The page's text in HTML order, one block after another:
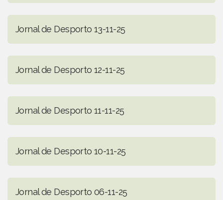
Jornal de Desporto 13-11-25
Jornal de Desporto 12-11-25
Jornal de Desporto 11-11-25
Jornal de Desporto 10-11-25
Jornal de Desporto 06-11-25